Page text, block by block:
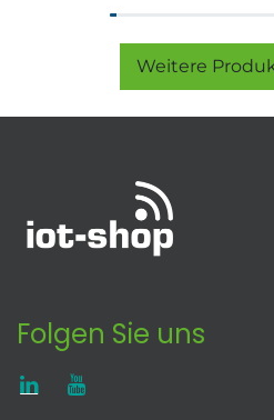
Weitere
Folgen Sie uns